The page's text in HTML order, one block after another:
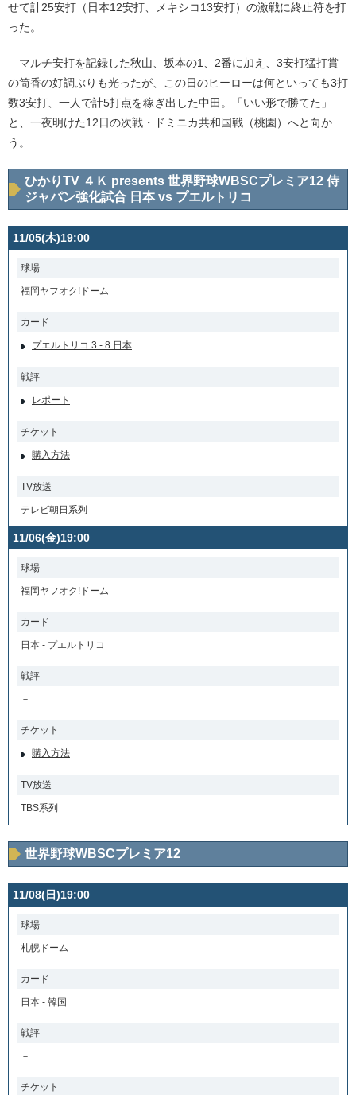
せて計25安打（日本12安打、メキシコ13安打）の激戦に終止符を打
った。
マルチ安打を記録した秋山、坂本の1、2番に加え、3安打猛打賞
の筒香の好調ぶりも光ったが、この日のヒーローは何といっても3打
数3安打、一人で計5打点を稼ぎ出した中田。「いい形で勝てた」
と、一夜明けた12日の次戦・ドミニカ共和国戦（桃園）へと向か
う。
ひかりTV ４Ｋ presents 世界野球WBSCプレミア12 侍
ジャパン強化試合 日本 vs プエルトリコ
11/05(木)19:00
球場
福岡ヤフオク!ドーム
カード
プエルトリコ 3 - 8 日本
戦評
レポート
チケット
購入方法
TV放送
テレビ朝日系列
11/06(金)19:00
球場
福岡ヤフオク!ドーム
カード
日本 - プエルトリコ
戦評
－
チケット
購入方法
TV放送
TBS系列
世界野球WBSCプレミア12
11/08(日)19:00
球場
札幌ドーム
カード
日本 - 韓国
戦評
－
チケット